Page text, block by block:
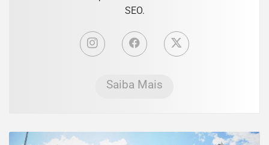
SEO.
Saiba Mais